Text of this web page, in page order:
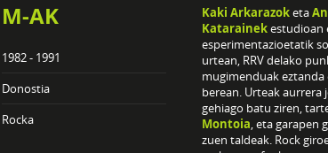
M-AK
1982 - 1991
Donostia
Rocka
Kaki Arkarazoketa
Katarainekestudioan
esperimentazioetatik
urtean, RRV delako
mugimenduak eztanda
berean. Urteak aurrera
gehiago batu ziren,
Montoia, eta garapen
zuen taldeak. Rock